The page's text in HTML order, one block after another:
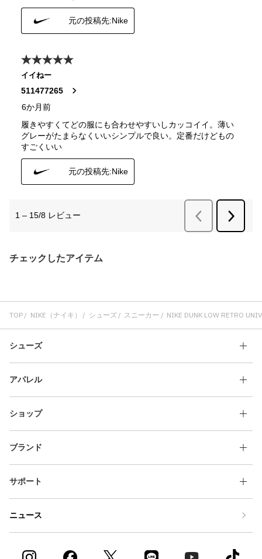
チェックしたアイテム
TOP NIKE（ナイキ） シューズ スニーカー NIKE DUNK LOW RETRO
シューズ
アパレル
ショップ
ブランド
サポート
ニュース